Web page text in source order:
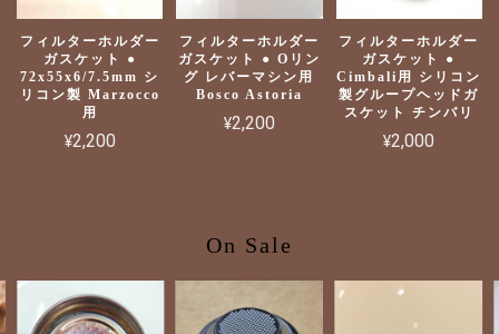
フィルターホルダー
ガスケット ●
72x55x6/7.5mm シ
リコン製 Marzocco
用
¥2,200
フィルターホルダー
ガスケット ● Oリン
グ レバーマシン用
Bosco Astoria
¥2,200
フィルターホルダー
ガスケット ●
Cimbali用 シリコン
製グループヘッドガ
スケット チンバリ
¥2,000
On Sale